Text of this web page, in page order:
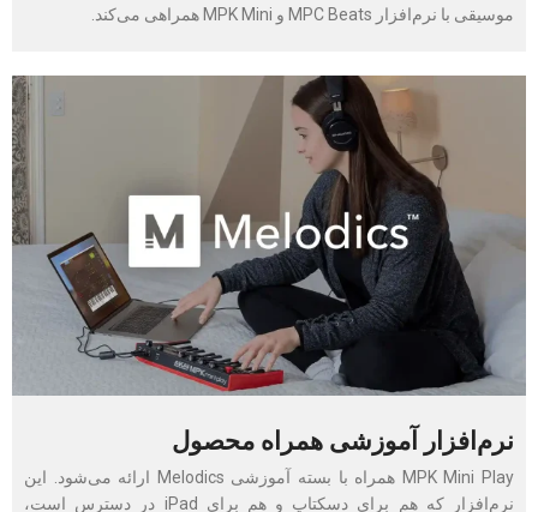
موسیقی با نرم‌افزار MPC Beats و MPK Mini همراهی می‌کند.
نرم‌افزار آموزشی همراه محصول
MPK Mini Play همراه با بسته آموزشی Melodics ارائه می‌شود. این
نرم‌افزار که هم برای دسکتاپ و هم برای iPad در دسترس است،